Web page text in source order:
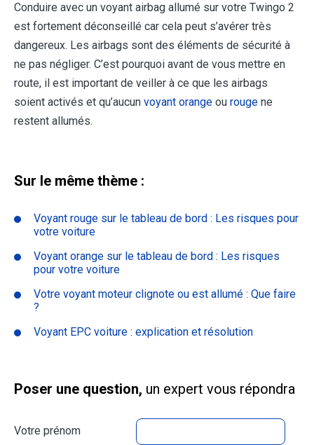
Conduire avec un voyant airbag allumé sur votre Twingo 2
est fortement déconseillé car cela peut s’avérer très
dangereux. Les airbags sont des éléments de sécurité à
ne pas négliger. C’est pourquoi avant de vous mettre en
route, il est important de veiller à ce que les airbags
soient activés et qu’aucun voyant orange ou rouge ne
restent allumés.
Sur le même thème :
Voyant rouge sur le tableau de bord : Les risques pour
votre voiture
Voyant orange sur le tableau de bord : Les risques
pour votre voiture
Votre voyant moteur clignote ou est allumé : Que faire
?
Voyant EPC voiture : explication et résolution
Poser une question, un expert vous répondra
Votre prénom